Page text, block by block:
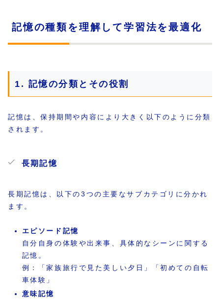
記憶の種類を理解して学習法を最適化
1. 記憶の分類とその役割
記憶は、保持期間や内容により大きく以下のように分類
されます。
長期記憶
長期記憶は、以下の3つの主要なサブカテゴリに分かれ
ます。
エピソード記憶
自分自身の体験や出来事、具体的なシーンに関する
記憶。
例：「家族旅行で見た美しい夕日」「初めての自転
車体験」
意味記憶